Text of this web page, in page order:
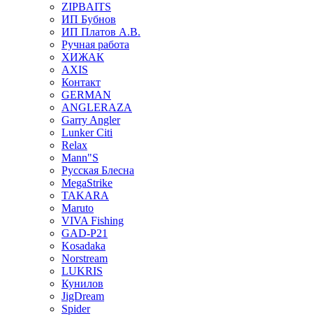
ZIPBAITS
ИП Бубнов
ИП Платов А.В.
Ручная работа
ХИЖАК
AXIS
Контакт
GERMAN
ANGLERAZA
Garry Angler
Lunker Citi
Relax
Mann"S
Русская Блесна
MegaStrike
TAKARA
Maruto
VIVA Fishing
GAD-P21
Kosadaka
Norstream
LUKRIS
Кунилов
JigDream
Spider